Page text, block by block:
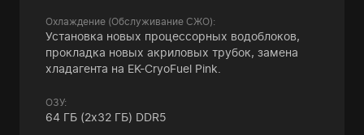
Охлаждение (Обслуживание СЖО):
Установка новых процессорных водоблоков,
прокладка новых акриловых трубок, замена
хладагента на EK-CryoFuel Pink.
ОЗУ:
64 ГБ (2x32 ГБ) DDR5